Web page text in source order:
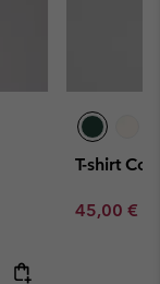
T-shirt
Minimum
45,00 €